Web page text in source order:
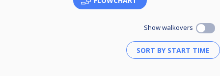
Show walkovers